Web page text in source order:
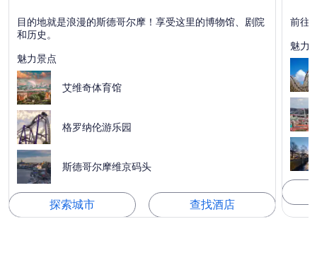
斯德哥尔摩
以用餐、购物和历史而闻名
目的地就是浪漫的斯德哥尔摩！享受这里的博物馆、剧院
和历史。
魅力景点
艾维奇体育馆
格罗纳伦游乐园
斯德哥尔摩维京码头
探索城市 查找酒店
哥德
以用
前往
魅力